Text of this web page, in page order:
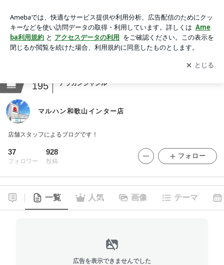
アプリをダウンロードして ブログの更新通知
を受け取りまし
ょう。
開く
195 アラカンジャンル
マルハン和歌山インター店
店舗スタッフによるブログです！
37
フォロワー
928
投稿
フォロー
一覧 人気 画像 テーマ
広告を表示できませんでした